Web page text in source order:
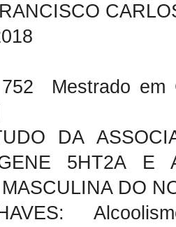
 Mestrado
DA
5HT2A E
DO